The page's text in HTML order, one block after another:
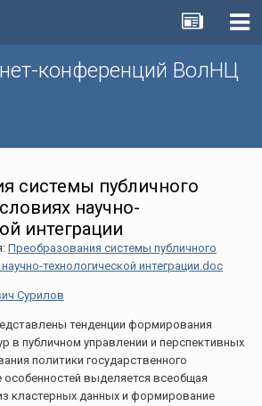
конференций ВолНЦ
системы публичного
научно-
интеграции
Преобразования системы публичного
технологической интеграции.doc
Сурилов
тенденции формирования
в публичном управлении и перспективных
политики государственного
особенностей выделяется всеобщая
кластерных данных и формирование